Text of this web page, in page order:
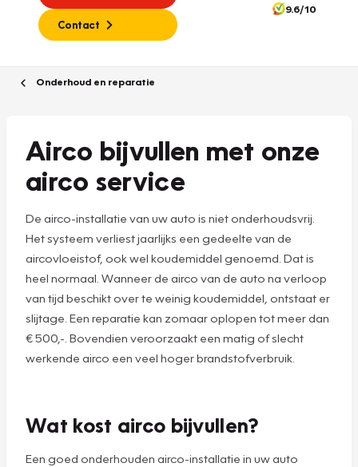
Contact
9.6/10
Onderhoud en reparatie
Airco bijvullen met onze
airco service
De airco-installatie van uw auto is niet onderhoudsvrij.
Het systeem verliest jaarlijks een gedeelte van de
aircovloeistof, ook wel koudemiddel genoemd. Dat is
heel normaal. Wanneer de airco van de auto na verloop
van tijd beschikt over te weinig koudemiddel, ontstaat er
slijtage. Een reparatie kan zomaar oplopen tot meer dan
€ 500,-. Bovendien veroorzaakt een matig of slecht
werkende airco een veel hoger brandstofverbruik.
Wat kost airco bijvullen?
Een goed onderhouden airco-installatie in uw auto